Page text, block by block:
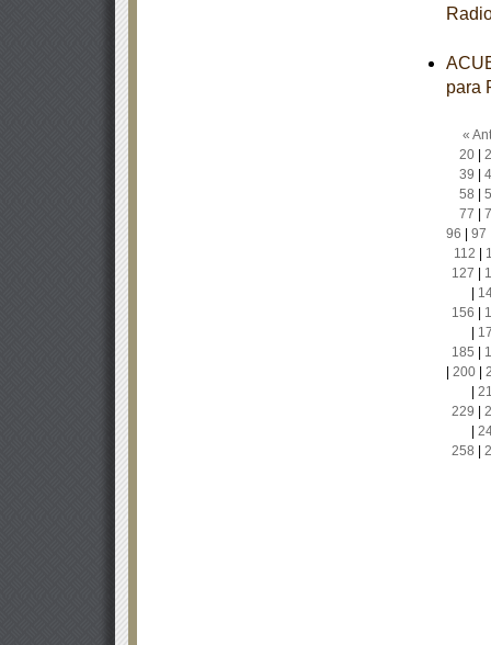
para
«
20|
39
58
77
96
97
112
127
156
185
200|
229
258